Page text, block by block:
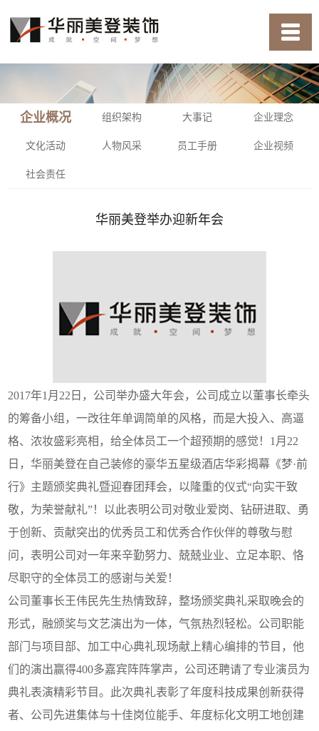
企业概况 组织架构 大事记 企业理念
文化活动 人物风采 员工手册 企业视频
社会责任
华丽美登举办迎新年会
2017年1月22日，公司举办盛大年会，公司成立以董事长牵头
的筹备小组，一改往年单调简单的风格，而是大投入、高逼
格、浓妆盛彩亮相，给全体员工一个超预期的感觉！1月22
日，华丽美登在自己装修的豪华五星级酒店华彩揭幕《梦·前
行》主题颁奖典礼暨迎春团拜会，以隆重的仪式“向实干致
敬，为荣誉献礼”！以此表明公司对敬业爱岗、钻研进取、勇
于创新、贡献突出的优秀员工和优秀合作伙伴的尊敬与慰
问，表明公司对一年来辛勤努力、兢兢业业、立足本职、恪
尽职守的全体员工的感谢与关爱！
公司董事长王伟民先生热情致辞，整场颁奖典礼采取晚会的
形式，融颁奖与文艺演出为一体，气氛热烈轻松。公司职能
部门与项目部、加工中心典礼现场献上精心编排的节目，他
们的演出赢得400多嘉宾阵阵掌声，公司还聘请了专业演员为
典礼表演精彩节目。此次典礼表彰了年度科技成果创新获得
者、公司先进集体与十佳岗位能手、年度标化文明工地创建